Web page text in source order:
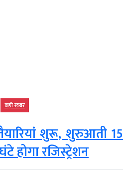
बड़ी खबर
शुरू, शुरुआती 15
होगा रजिस्ट्रेशन